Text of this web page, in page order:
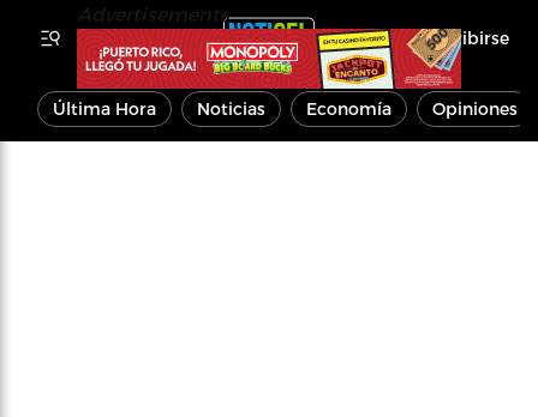
Inscribirse
Última Hora Noticias Economía Opiniones
Advertisements